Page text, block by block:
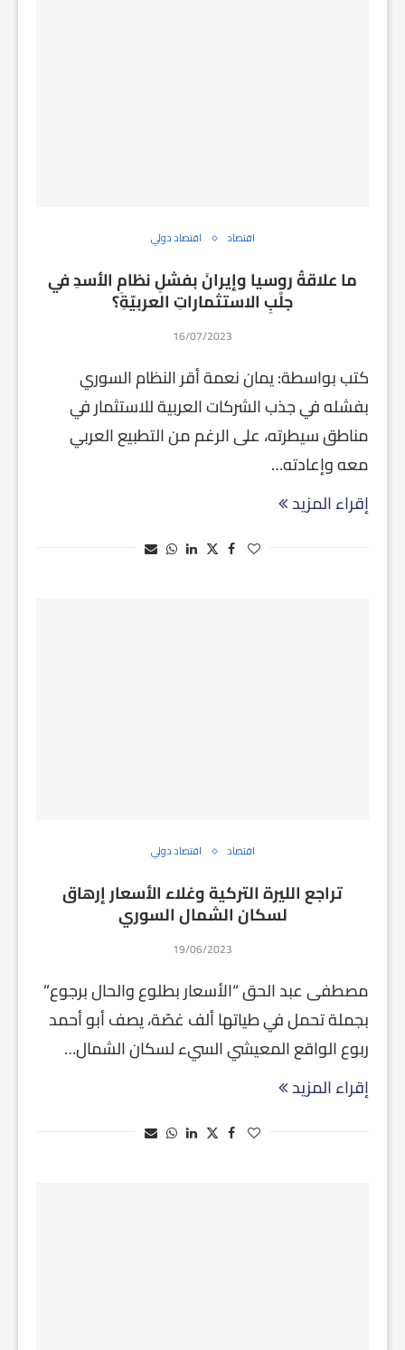
اقتصاد اقتصاد دولي
ما علاقةُ روسيا وإيرانَ بفشلِ نظامِ الأسدِ في
جلْبِ الاستثماراتِ العربيّةِ؟
16/07/2023
كتب بواسطة: يمان نعمة أقر النظام السوري
بفشله في جذب الشركات العربية للاستثمار في
مناطق سيطرته، على الرغم من التطبيع العربي
معه وإعادته…
إقراء المزيد
اقتصاد اقتصاد دولي
تراجع الليرة التركية وغلاء الأسعار إرهاق
لسكان الشمال السوري
19/06/2023
مصطفى عبد الحق “الأسعار بطلوع والحال برجوع”
بجملة تحمل في طياتها ألف غصّة، يصف أبو أحمد
ربوع الواقع المعيشي السيء لسكان الشمال…
إقراء المزيد